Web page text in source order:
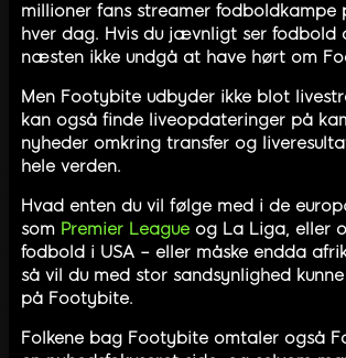
millioner fans streamer fodboldkampe
hver dag. Hvis du jævnligt ser fodbold
næsten ikke undgå at have hørt om
Men Footybite udbyder ikke blot
kan også finde liveopdateringer på
nyheder omkring transfer og
hele verden.
Hvad enten du vil følge med i de
som Premier League og La Liga, eller
fodbold i USA – eller måske endda
så vil du med stor sandsynlighed
på Footybite.
Folkene bag Footybite omtaler også